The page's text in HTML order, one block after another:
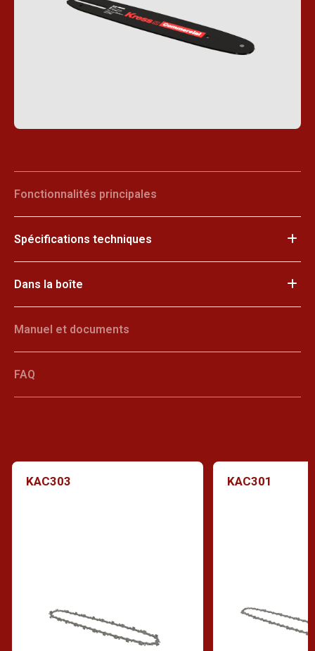
Fonctionnalités principales
Spécifications techniques
Dans la boîte
Manuel et documents
FAQ
KAC303 KAC301